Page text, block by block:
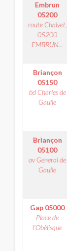
Embrun
05200
route Chalvet,
05200
EMBRUN...
Briançon
05150
bd Charles de
Gaulle
Briançon
05100
av General de
Gaulle
Gap 05000
Place de
l'Obèlisque